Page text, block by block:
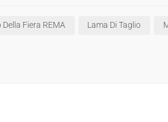
fattori chiave della
e di promuovere lo sviluppo delle
Fiera REMA Lama Di Taglio